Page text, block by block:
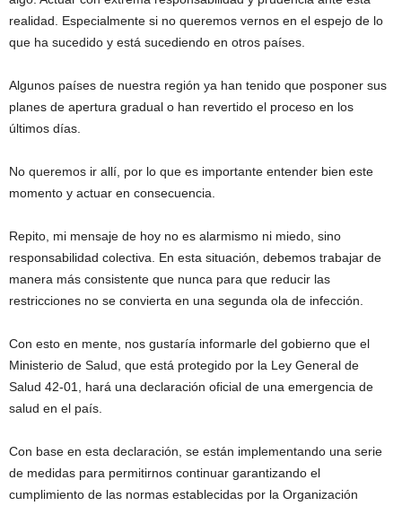
realidad. Especialmente si no queremos vernos en el espejo de lo
que ha sucedido y está sucediendo en otros países.
Algunos países de nuestra región ya han tenido que posponer sus
planes de apertura gradual o han revertido el proceso en los
últimos días.
No queremos ir allí, por lo que es importante entender bien este
momento y actuar en consecuencia.
Repito, mi mensaje de hoy no es alarmismo ni miedo, sino
responsabilidad colectiva. En esta situación, debemos trabajar de
manera más consistente que nunca para que reducir las
restricciones no se convierta en una segunda ola de infección.
Con esto en mente, nos gustaría informarle del gobierno que el
Ministerio de Salud, que está protegido por la Ley General de
Salud 42-01, hará una declaración oficial de una emergencia de
salud en el país.
Con base en esta declaración, se están implementando una serie
de medidas para permitirnos continuar garantizando el
cumplimiento de las normas establecidas por la Organización